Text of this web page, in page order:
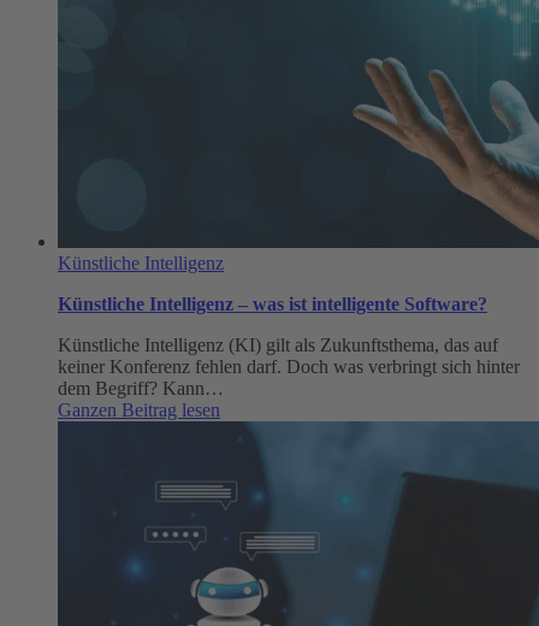
Künstliche Intelligenz
Künstliche Intelligenz – was ist intelligente Software?
Künstliche Intelligenz (KI) gilt als Zukunftsthema, das auf
keiner Konferenz fehlen darf. Doch was verbringt sich hinter
dem Begriff? Kann…
Ganzen Beitrag lesen
Künstliche
was
ist
intelligente
Software?